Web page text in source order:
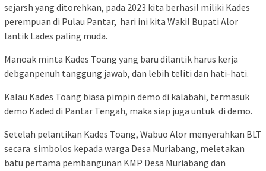
sejarsh yang ditorehkan, pada 2023 kita berhasil miliki Kades
perempuan di Pulau Pantar, hari ini kita Wakil Bupati Alor
lantik Lades paling muda.
Manoak minta Kades Toang yang baru dilantik harus kerja
debganpenuh tanggung jawab, dan lebih teliti dan hati-hati.
Kalau Kades Toang biasa pimpin demo di kalabahi, termasuk
demo Kaded di Pantar Tengah, maka siap juga untuk di demo.
Setelah pelantikan Kades Toang, Wabuo Alor menyerahkan BLT
secara simbolos kepada warga Desa Muriabang, meletakan
batu pertama pembangunan KMP Desa Muriabang dan